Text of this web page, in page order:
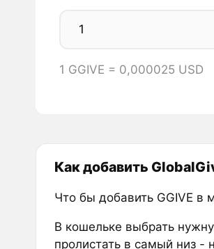
1 GGIVE = 0,000025 USD
Как добавить
Что бы добавить GGIVE в
В кошельке выбрать
пролистать в самый низ -